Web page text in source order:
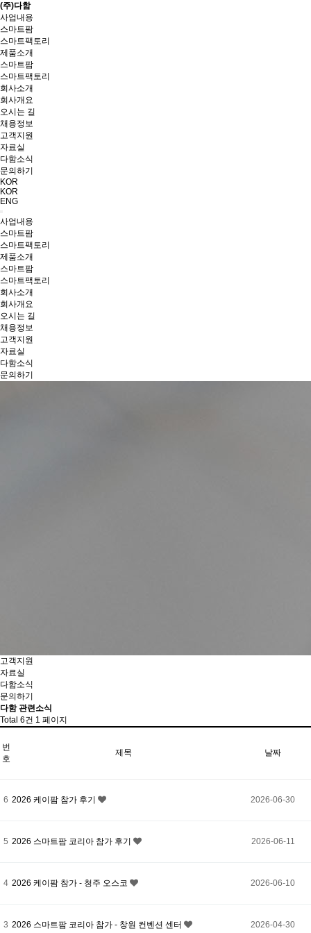
(주)다함
사업내용
스마트팜
스마트팩토리
제품소개
스마트팜
스마트팩토리
회사소개
회사개요
오시는 길
채용정보
고객지원
자료실
다함소식
문의하기
KOR
KOR
ENG
사업내용
스마트팜
스마트팩토리
제품소개
스마트팜
스마트팩토리
회사소개
회사개요
오시는 길
채용정보
고객지원
자료실
다함소식
문의하기
고객지원
자료실
다함소식
문의하기
다함 관련소식
Total 6건 1 페이지
번
호
제목 날짜
6 2026 케이팜 참가 후기 2026-06-30
5 2026 스마트팜 코리아 참가 후기 2026-06-11
4 2026 케이팜 참가 - 청주 오스코 2026-06-10
3 2026 스마트팜 코리아 참가 - 창원 컨벤션 센터 2026-04-30